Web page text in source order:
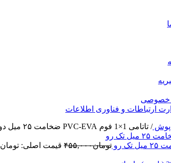
خصوصی
ارتباطات و فناوری اطلاعات
/ تاتامی 1×1 فوم PVC-EVA ضخامت ۲۵ میل دو رو
تومان۴۵۵,۰۰۰ قیمت اصلی: تومان۴۵۵,۰۰۰ بود.